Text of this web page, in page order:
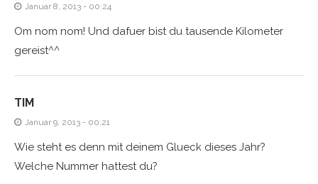
Januar 8, 2013 - 00:24
Om nom nom! Und dafuer bist du tausende Kilometer
gereist^^
TIM
Januar 9, 2013 - 00:21
Wie steht es denn mit deinem Glueck dieses Jahr?
Welche Nummer hattest du?